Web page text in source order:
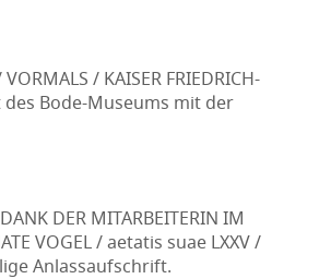
/ KAISER FRIEDRICH-
des Bode-Museums mit der
DER MITARBEITERIN IM
VOGEL / aetatis suae LXXV /
Anlassaufschrift.